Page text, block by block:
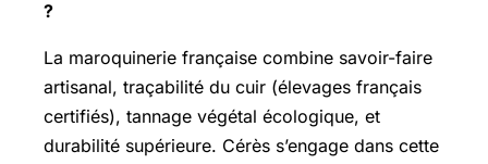
?
La maroquinerie française combine savoir-faire
artisanal, traçabilité du cuir (élevages français
certifiés), tannage végétal écologique, et
durabilité supérieure. Cérès s’engage dans cette